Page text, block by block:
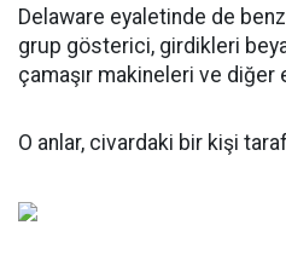
Delaware eyaletinde de
grup gösterici, girdikleri
çamaşır makineleri ve diğer
O anlar, civardaki bir kişi